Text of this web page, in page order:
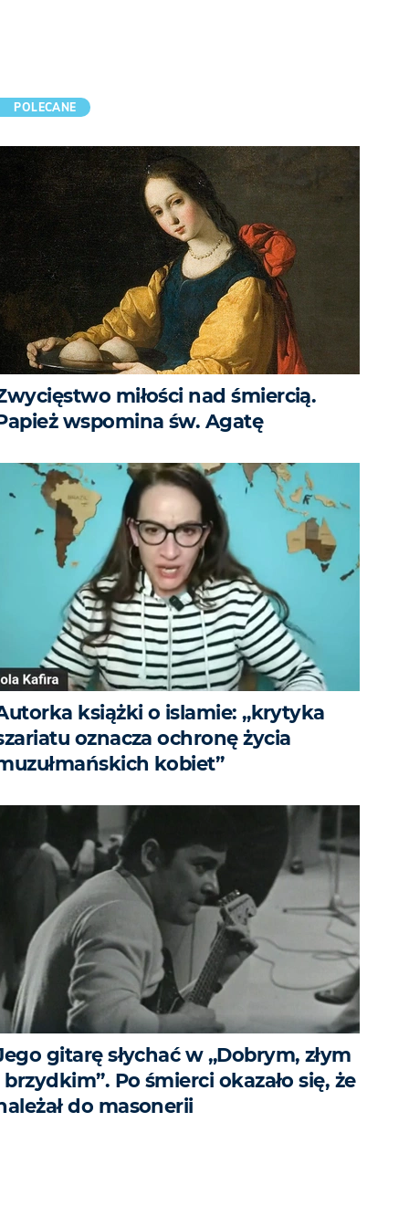
POLECANE
miłości nad śmiercią.
wspomina św. Agatę
książki o islamie: „krytyka
oznacza ochronę życia
kobiet”
gitarę słychać w „Dobrym, złym
brzydkim”. Po śmierci okazało się, że
do masonerii